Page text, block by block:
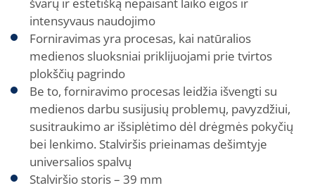
intensyvaus naudojimo
Forniravimas yra procesas, kai natūralios
medienos sluoksniai priklijuojami prie tvirtos
plokščių pagrindo
Be to, forniravimo procesas leidžia išvengti su
medienos darbu susijusių problemų, pavyzdžiui,
susitraukimo ar išsiplėtimo dėl drėgmės pokyčių
bei lenkimo. Stalviršis prieinamas dešimtyje
universalios spalvų
Stalviršio storis – 39 mm